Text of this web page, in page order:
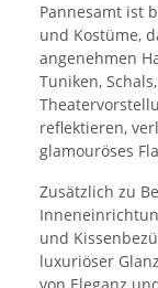
Pannesamt ist
und Kostüme,
angenehmen
Tuniken,
reflektieren,
glamouröses
Zusätzlich zu
und
luxuriöser